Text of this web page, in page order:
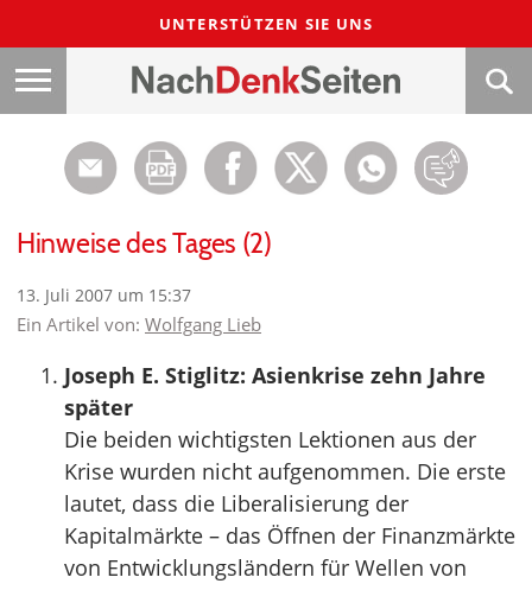
UNTERSTÜTZEN SIE UNS
Hinweise des Tages (2)
13. Juli 2007 um 15:37
Ein Artikel von: Wolfgang Lieb
Joseph E. Stiglitz: Asienkrise zehn Jahre
später
Die beiden wichtigsten Lektionen aus der
Krise wurden nicht aufgenommen. Die erste
lautet, dass die Liberalisierung der
Kapitalmärkte – das Öffnen der Finanzmärkte
von Entwicklungsländern für Wellen von